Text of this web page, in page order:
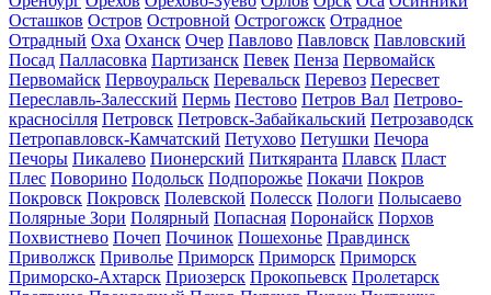
Осташков Остров Островной Острогожск Отрадное
Отрадный Оха Оханск Очер Павлово Павловск Павловский
Посад Палласовка Партизанск Певек Пенза Первомайск
Первомайск Первоуральск Перевальск Перевоз Пересвет
Переславль-Залесский Пермь Пестово Петров Вал Петрово-
красносілля Петровск Петровск-Забайкальский Петрозаводск
Петропавловск-Камчатский Петухово Петушки Печора
Печоры Пикалево Пионерский Питкяранта Плавск Пласт
Плес Поворино Подольск Подпорожье Покачи Покров
Покровск Покровск Полевской Полесск Пологи Полысаево
Полярные Зори Полярный Попасная Поронайск Порхов
Похвистнево Почеп Починок Пошехонье Правдинск
Приволжск Приволье Приморск Приморск Приморск
Приморско-Ахтарск Приозерск Прокопьевск Пролетарск